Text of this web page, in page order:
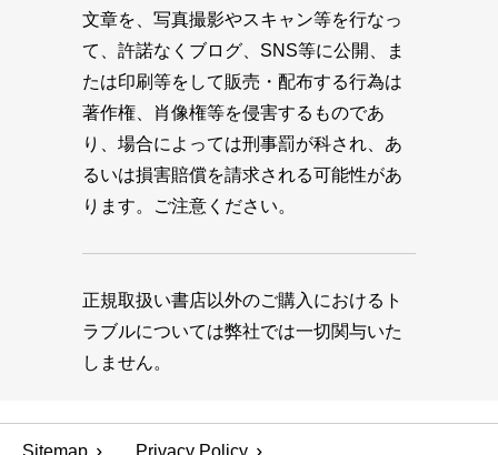
文章を、写真撮影やスキャン等を行なっ
て、許諾なくブログ、SNS等に公開、ま
たは印刷等をして販売・配布する行為は
著作権、肖像権等を侵害するものであ
り、場合によっては刑事罰が科され、あ
るいは損害賠償を請求される可能性があ
ります。ご注意ください。
正規取扱い書店以外のご購入におけるト
ラブルについては弊社では一切関与いた
しません。
Sitemap Privacy Policy